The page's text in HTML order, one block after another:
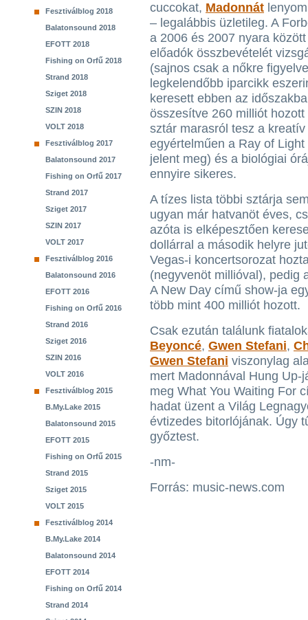
Fesztiválblog 2018
Balatonsound 2018
EFOTT 2018
Fishing on Orfű 2018
Strand 2018
Sziget 2018
SZIN 2018
VOLT 2018
Fesztiválblog 2017
Balatonsound 2017
Fishing on Orfű 2017
Strand 2017
Sziget 2017
SZIN 2017
VOLT 2017
Fesztiválblog 2016
Balatonsound 2016
EFOTT 2016
Fishing on Orfű 2016
Strand 2016
Sziget 2016
SZIN 2016
VOLT 2016
Fesztiválblog 2015
B.My.Lake 2015
Balatonsound 2015
EFOTT 2015
Fishing on Orfű 2015
Strand 2015
Sziget 2015
VOLT 2015
Fesztiválblog 2014
B.My.Lake 2014
Balatonsound 2014
EFOTT 2014
Fishing on Orfű 2014
Strand 2014
cuccokat, Madonnát
– legalábbis üzletileg. A
a 2006 és 2007 nyara
előadók összbevételét
(sajnos csak a nőkre
legkelendőbb iparcikk
keresett ebben az
összesítve 260 milliót
sztár marasról tesz a
egyértelműen a Ray of
jelent meg) és a biológiai
ennyire sikeres.
A tízes lista többi sztárja
ugyan már hatvanöt éves,
azóta is elképesztően
dollárral a második helyre
Vegas-i koncertsorozat
(negyvenöt millióval), pedig
A New Day című show-ja
több mint 400 milliót hozott.
Csak ezután találunk
Beyoncé, Gwen Stefani,
Gwen Stefani viszonylag
mert Madonnával Hung
meg What You Waiting For
hadat üzent a Világ
évtizedes bitorlójának. Úgy
győztest.
-nm-
Forrás: music-news.com